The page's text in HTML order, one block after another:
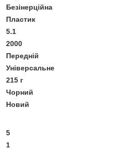
Безінерційна
Пластик
5.1
2000
Передній
Універсальне
215 г
Чорний
Новий
5
1